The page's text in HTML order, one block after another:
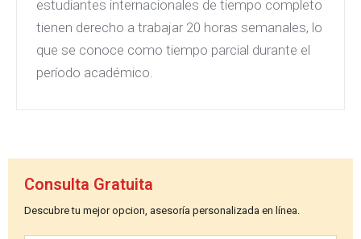
estudiantes internacionales de tiempo completo
tienen derecho a trabajar 20 horas semanales, lo
que se conoce como tiempo parcial durante el
período académico.
Consulta Gratuita
Descubre tu mejor opcion, asesoría personalizada en línea.